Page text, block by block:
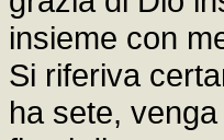
insieme con
Si riferiva
ha sete,